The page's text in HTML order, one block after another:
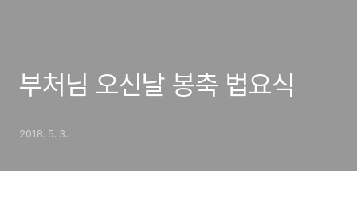
부처님 오신날 봉축 법요식
2018. 5. 3.